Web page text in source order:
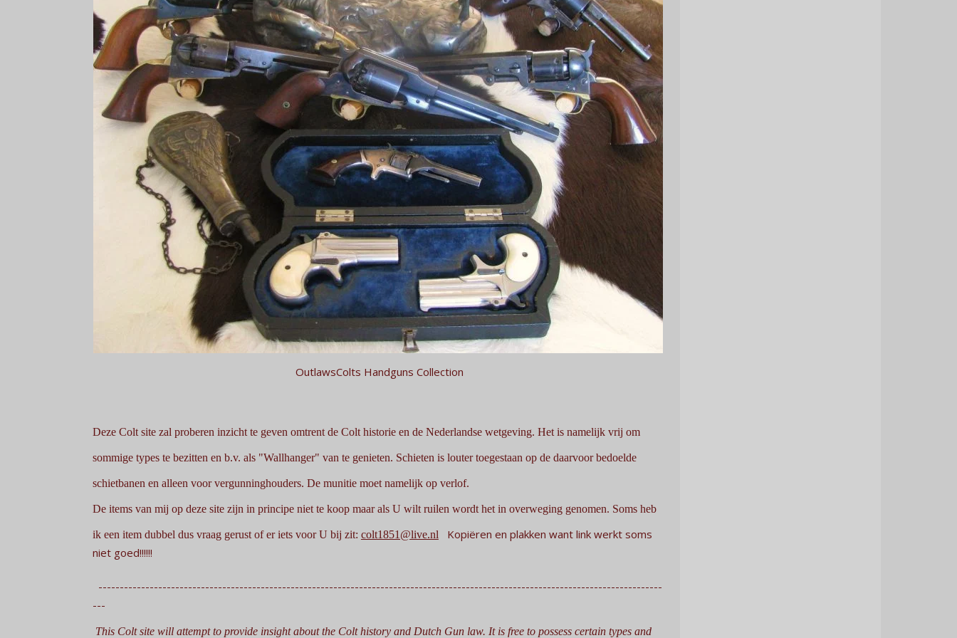
OutlawsColts Handguns Collection
Deze Colt site zal proberen inzicht te geven omtrent de Colt historie en de Nederlandse wetgeving. Het is namelijk vrij om
sommige types te bezitten en b.v. als "Wallhanger" van te genieten. Schieten is louter toegestaan op de daarvoor bedoelde
schietbanen en alleen voor vergunninghouders. De munitie moet namelijk op verlof.
De items van mij op deze site zijn in principe niet te koop maar als U wilt ruilen wordt het in overweging genomen. Soms heb
ik een item dubbel dus vraag gerust of er iets voor U bij zit: colt1851@live.nl
Kopiëren en plakken want link werkt soms
niet goed!!!!!!
------------------------------------------------------------------------------------------------------------------------------------
---
This Colt site will attempt to provide insight about the Colt history and Dutch Gun law. It is free to possess certain types and